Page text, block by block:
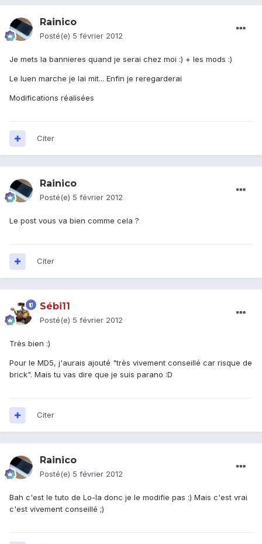
Rainico
Posté(e) 5 février 2012
Je mets la bannieres quand je serai chez moi :) + les mods :)
Le luen marche je lai mit... Enfin je reregarderai
Modifications réalisées
Citer
Rainico
Posté(e) 5 février 2012
Le post vous va bien comme cela ?
Citer
Sébi11
Posté(e) 5 février 2012
Très bien :)
Pour le MD5, j'aurais ajouté "très vivement conseillé car risque de
brick". Mais tu vas dire que je suis parano :D
Citer
Rainico
Posté(e) 5 février 2012
Bah c'est le tuto de Lo-la donc je le modifie pas :) Mais c'est vrai
c'est vivement conseillé ;)